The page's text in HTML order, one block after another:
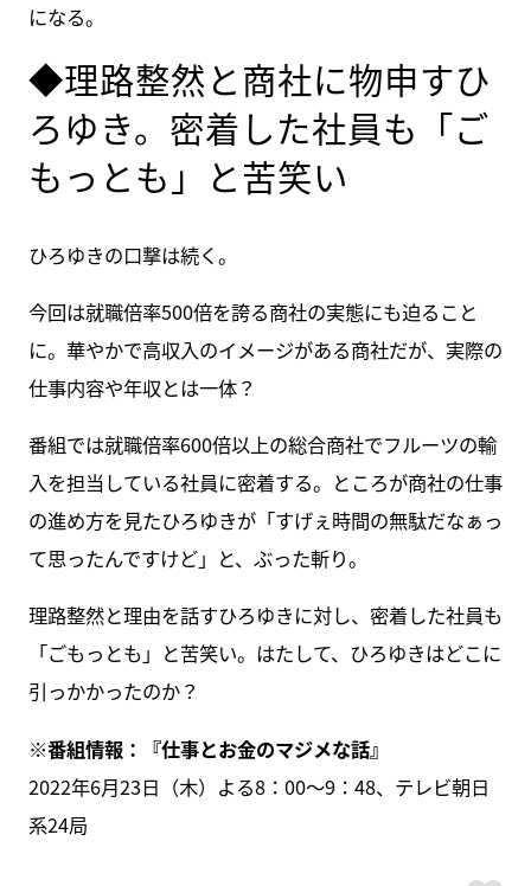
になる。
◆理路整然と商社に物申すひ
ろゆき。密着した社員も「ご
もっとも」と苦笑い
ひろゆきの口撃は続く。
今回は就職倍率500倍を誇る商社の実態にも迫ること
に。華やかで高収入のイメージがある商社だが、実際の
仕事内容や年収とは一体？
番組では就職倍率600倍以上の総合商社でフルーツの輸
入を担当している社員に密着する。ところが商社の仕事
の進め方を見たひろゆきが「すげぇ時間の無駄だなぁっ
て思ったんですけど」と、ぶった斬り。
理路整然と理由を話すひろゆきに対し、密着した社員も
「ごもっとも」と苦笑い。はたして、ひろゆきはどこに
引っかかったのか？
※番組情報：『仕事とお金のマジメな話』
2022年6月23日（木）よる8：00～9：48、テレビ朝日
系24局